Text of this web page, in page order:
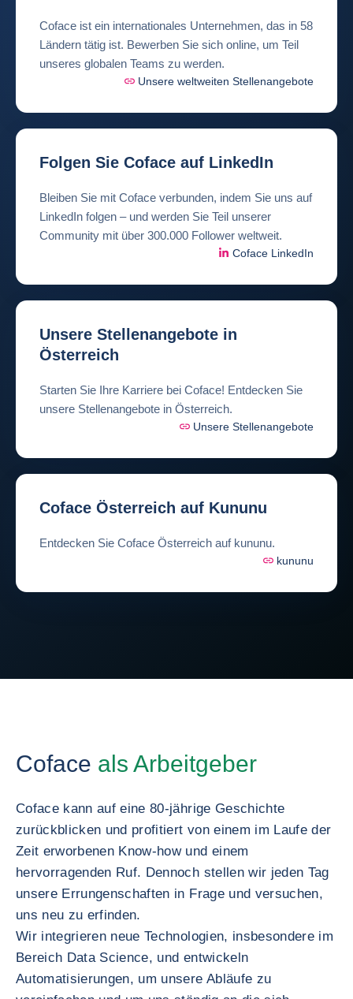
Coface ist ein internationales Unternehmen, das in 58
Ländern tätig ist. Bewerben Sie sich online, um Teil
unseres globalen Teams zu werden.
Unsere weltweiten Stellenangebote
Folgen Sie Coface auf LinkedIn
Bleiben Sie mit Coface verbunden, indem Sie uns auf
LinkedIn folgen – und werden Sie Teil unserer
Community mit über 300.000 Follower weltweit.
Coface LinkedIn
Unsere Stellenangebote in
Österreich
Starten Sie Ihre Karriere bei Coface! Entdecken Sie
unsere Stellenangebote in Österreich.
Unsere Stellenangebote
Coface Österreich auf Kununu
Entdecken Sie Coface Österreich auf kununu.
kununu
Coface als Arbeitgeber
Coface kann auf eine 80-jährige Geschichte
zurückblicken und profitiert von einem im Laufe der
Zeit erworbenen Know-how und einem
hervorragenden Ruf. Dennoch stellen wir jeden Tag
unsere Errungenschaften in Frage und versuchen,
uns neu zu erfinden.
Wir integrieren neue Technologien, insbesondere im
Bereich Data Science, und entwickeln
Automatisierungen, um unsere Abläufe zu